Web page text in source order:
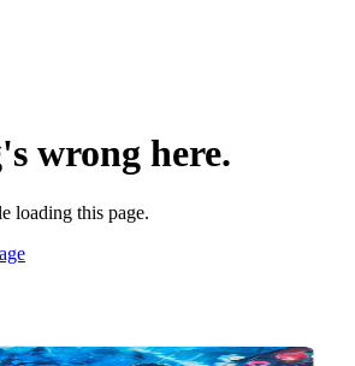
wrong here.
loading this page.